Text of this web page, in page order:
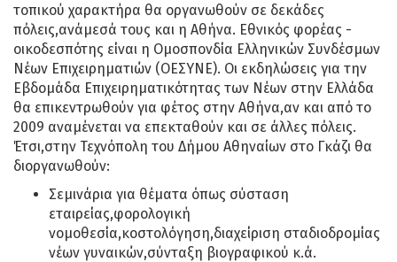
τοπικού χαρακτήρα θα οργανωθούν σε δεκάδες
πόλεις,ανάμεσά τους και η Αθήνα. Εθνικός φορέας -
οικοδεσπότης είναι η Ομοσπονδία Ελληνικών Συνδέσμων
Νέων Επιχειρηματιών (ΟΕΣΥΝΕ). Οι εκδηλώσεις για την
Εβδομάδα Επιχειρηματικότητας των Νέων στην Ελλάδα
θα επικεντρωθούν για φέτος στην Αθήνα,αν και από το
2009 αναμένεται να επεκταθούν και σε άλλες πόλεις.
Έτσι,στην Τεχνόπολη του Δήμου Αθηναίων στο Γκάζι θα
διοργανωθούν:
Σεμινάρια για θέματα όπως σύσταση
εταιρείας,φορολογική
νομοθεσία,κοστολόγηση,διαχείριση σταδιοδρομίας
νέων γυναικών,σύνταξη βιογραφικού κ.ά.